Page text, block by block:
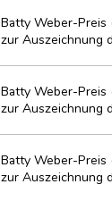
Batty Weber-Preis
zur Auszeichnung
Batty Weber-Preis
zur Auszeichnung
Batty Weber-Preis
zur Auszeichnung